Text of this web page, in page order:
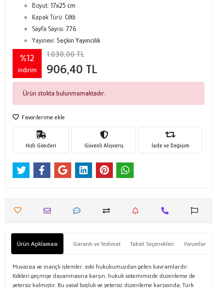
Boyut: 17x25 cm
Kapak Türü: Ciltli
Sayfa Sayısı: 776
Yayınevi: Seçkin Yayıncılık
%12
indirim
1.030,00 TL
906,40 TL
Ürün stokta bulunmamaktadır.
Favorilerime ekle
Hızlı Gönderi Güvenli Alışveriş İade ve Değişim
Ürün Açıklaması Garanti ve Teslimat Taksit Seçenekleri Yorumlar
Muvazaa ve inançlı işlemler, eski hukukumuzdan gelen kavramlardır.
Kökleri geçmişe dayanmasına karşın, hukuk sistemimizde düzenleme de
yetersiz kalmıştır. Bu yasal boşluk ve yetersiz düzenleme karşısında, Türk